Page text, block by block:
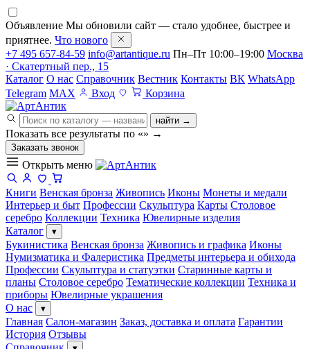
Объявление Мы обновили сайт — стало удобнее, быстрее и
приятнее. Что нового
+7 495 657-84-59 info@artantique.ru Пн–Пт 10:00–19:00 Москва
· Скатертный пер., 15
Каталог О нас Справочник Вестник Контакты ВК WhatsApp
Telegram MAX Вход Корзина
найти →
Показать все результаты по «» →
Заказать звонок
Открыть меню
Книги Венская бронза Живопись Иконы Монеты и медали
Интерьер и быт Профессии Скульптура Карты Столовое
серебро Коллекции Техника Ювелирные изделия
Каталог
▾
Букинистика Венская бронза Живопись и графика Иконы
Нумизматика и Фалеристика Предметы интерьера и обихода
Профессии Скульптура и статуэтки Старинные карты и
планы Столовое серебро Тематические коллекции Техника и
приборы Ювелирные украшения
О нас
▾
Главная Салон-магазин Заказ, доставка и оплата Гарантии
История Отзывы